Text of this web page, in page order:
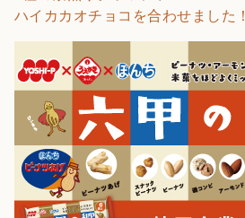
ハイカカオチョコを合わせました！